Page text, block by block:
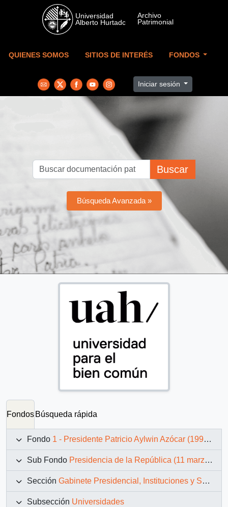
Skip to main content
QUIENES SOMOS SITIOS DE INTERÉS FONDOS
Iniciar sesión
Buscar
Búsqueda Avanzada »
Fondos Búsqueda rápida
Fondo 1 - Presidente Patricio Aylwin Azócar (1990-1994)
Sub Fondo Presidencia de la República (11 marzo 1990 – 11 marzo 1994)
Sección Gabinete Presidencial, Instituciones y Servicios
Subsección Universidades